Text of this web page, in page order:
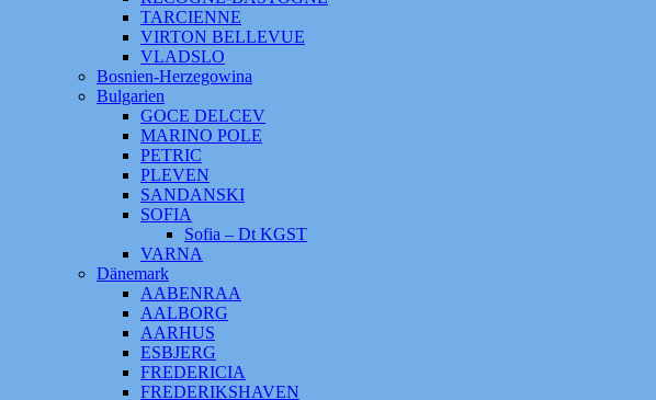
TARCIENNE
VIRTON BELLEVUE
VLADSLO
Bosnien-Herzegowina
Bulgarien
GOCE DELCEV
MARINO POLE
PETRIC
PLEVEN
SANDANSKI
SOFIA
Sofia – Dt KGST
VARNA
Dänemark
AABENRAA
AALBORG
AARHUS
ESBJERG
FREDERICIA
FREDERIKSHAVEN